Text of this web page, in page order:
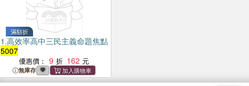
滿額折
1.高效率高中三民主義命題焦點
5007
優惠價： 9 162
無庫存